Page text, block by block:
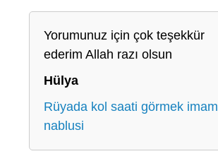
Yorumunuz için çok teşekkür
ederim Allah razı olsun
Hülya
Rüyada kol saati görmek imam
nablusi